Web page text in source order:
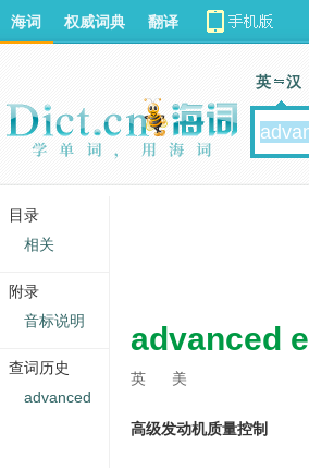
advanced
英 美
高级发动机质量控制
海词 权威词典 翻译
英 汉
目录
相关
附录
音标说明
查词历史
advanced